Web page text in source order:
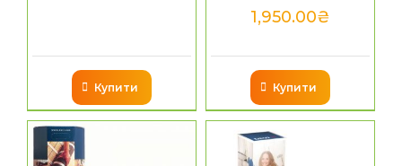
Купити
1,950.00₴
Купити